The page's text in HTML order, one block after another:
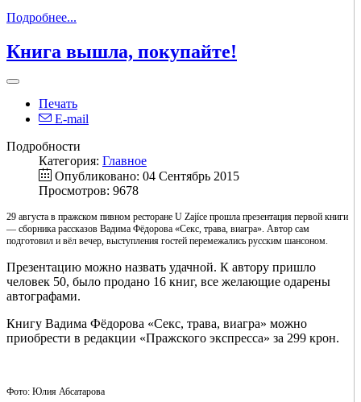
Подробнее...
Книга вышла, покупайте!
Печать
E-mail
Подробности
Категория: Главное
Опубликовано: 04 Сентябрь 2015
Просмотров: 9678
29 августа в пражском пивном ресторане U Zajíce прошла презентация первой книги
— сборника рассказов Вадима Фёдорова «Секс, трава, виагра». Автор сам
подготовил и вёл вечер, выступления гостей перемежались русским шансоном.
Презентацию можно назвать удачной. К автору пришло
человек 50, было продано 16 книг, все желающие одарены
автографами.
Книгу Вадима Фёдорова «Секс, трава, виагра» можно
приобрести в редакции «Пражского экспресса» за 299 крон.
Фото: Юлия Абсатарова